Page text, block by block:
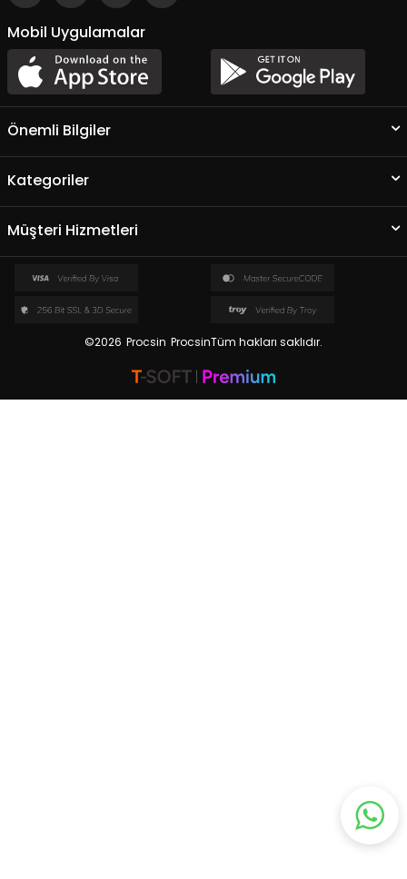
Mobil Uygulamalar
Önemli Bilgiler
Kategoriler
Müşteri Hizmetleri
©2026 Procsin ProcsinTüm hakları saklıdır.